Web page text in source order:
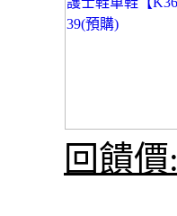
回饋價: